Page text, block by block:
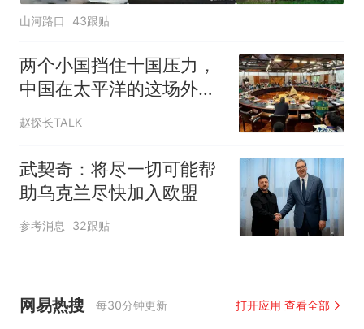
山河路口 43跟贴
两个小国挡住十国压力，
中国在太平洋的这场外交
博弈，赢得太漂亮
赵探长TALK
武契奇：将尽一切可能帮
助乌克兰尽快加入欧盟
参考消息 32跟贴
网易热搜 每30分钟更新 打开应用 查看全部